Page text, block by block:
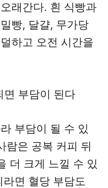
래간다. 흰 식빵과
빵, 달걀, 무가당
하고 오전 시간을
부담이 된다
부담이 될 수 있
람은 공복 커피 뒤
더 크게 느낄 수 있
면 혈당 부담도